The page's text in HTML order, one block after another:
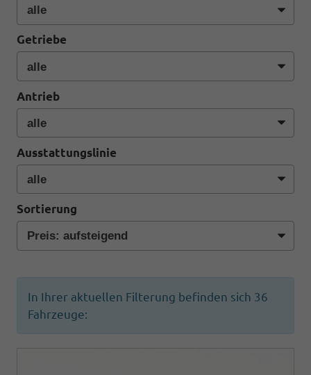
Getriebe
Antrieb
Ausstattungslinie
Sortierung
In Ihrer aktuellen Filterung befinden sich 36
Fahrzeuge: